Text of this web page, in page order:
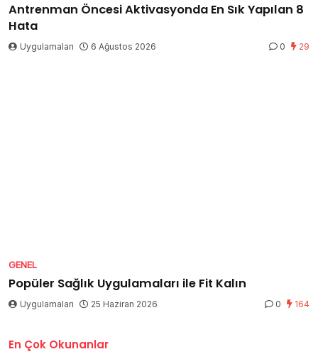
Antrenman Öncesi Aktivasyonda En Sık Yapılan 8
Hata
Uygulamaları 6 Ağustos 2026 0 29
GENEL
Popüler Sağlık Uygulamaları ile Fit Kalın
Uygulamaları 25 Haziran 2026 0 164
En Çok Okunanlar